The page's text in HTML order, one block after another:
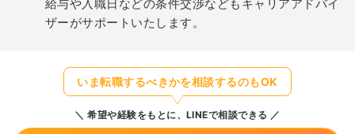
給与や入職日などの条件交渉などもキャリアアドバイ
ザーがサポートいたします。
いま転職するべきかを相談するのもOK
希望や経験をもとに、LINEで相談できる